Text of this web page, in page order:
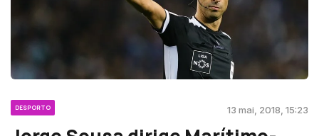
DESPORTO 13 mai, 2018, 15:23